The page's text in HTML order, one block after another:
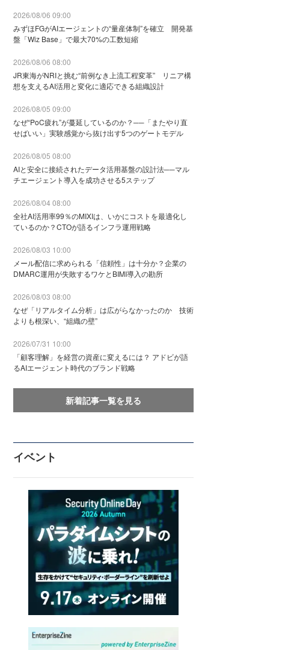
2026/08/06 09:00
みずほFGがAIエージェントの“量産体制”を確立 開発基
盤「Wiz Base」で最大70%の工数短縮
2026/08/06 08:00
JR東海がNRIと挑む“前例なき上流工程変革” リニア構
想を支えるAI活用と変化に適応できる組織設計
2026/08/05 09:00
なぜ“PoC疲れ”が蔓延しているのか？──「またやり直
せばいい」実験感覚から抜け出す5つのゲートモデル
2026/08/05 08:00
AIと安全に接続されたデータ活用基盤の設計法──マル
チエージェント導入を成功させる5ステップ
2026/08/04 08:00
全社AI活用率99％のMIXIは、いかにコストを最適化し
ているのか？CTOが語るインフラ運用戦略
2026/08/03 10:00
メール配信に求められる「信頼性」は十分か？企業の
DMARC運用が失敗するワケとBIMI導入の勘所
2026/08/03 08:00
なぜ「リアルタイム分析」は広がらなかったのか 技術
よりも根深い、“組織の壁”
2026/07/31 10:00
「顧客理解」を経営の資産に変えるには？ アドビが語
るAIエージェント時代のブランド戦略
新着記事一覧を見る
イベント